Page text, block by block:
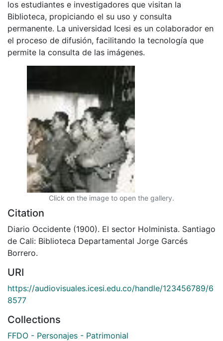
los estudiantes e investigadores que visitan la
Biblioteca, propiciando el su uso y consulta
permanente. La universidad Icesi es un colaborador en
el proceso de difusión, facilitando la tecnología que
permite la consulta de las imágenes.
Click on the image to open the gallery.
Citation
Diario Occidente (1900). El sector Holminista. Santiago
de Cali: Biblioteca Departamental Jorge Garcés
Borrero.
URI
https://audiovisuales.icesi.edu.co/handle/123456789/6
8577
Collections
FFDO - Personajes - Patrimonial